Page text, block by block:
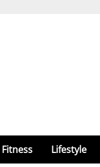
Lifestyle